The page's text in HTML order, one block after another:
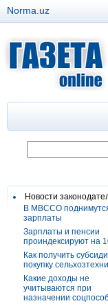
Norma.uz
Новости
В МВССО
зарплаты
Зарплаты и пенсии
проиндексируют на
Как получить
покупку
Какие доходы не
учитываются при
назначении